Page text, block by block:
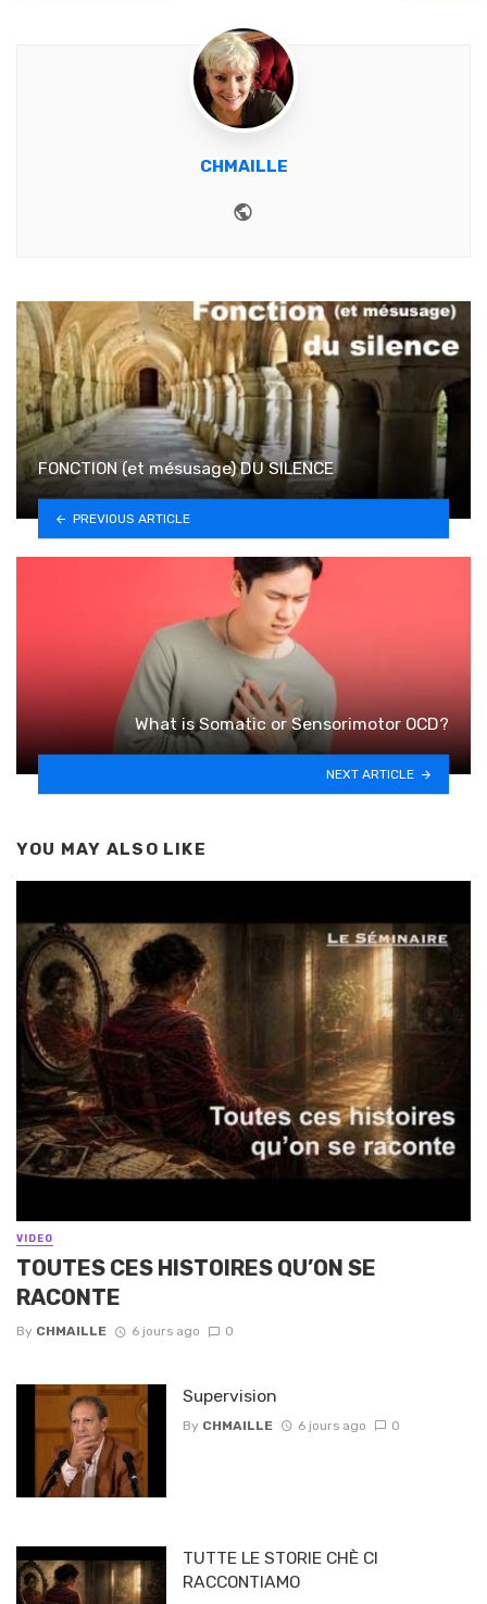
CHMAILLE
FONCTION (et mésusage) DU SILENCE
PREVIOUS ARTICLE
What is Somatic or Sensorimotor OCD?
NEXT ARTICLE
YOU MAY ALSO LIKE
VIDEO
TOUTES CES HISTOIRES QU’ON SE
RACONTE
By CHMAILLE 6 jours ago 0
Supervision
By CHMAILLE 6 jours ago 0
TUTTE LE STORIE CHÈ CI
RACCONTIAMO